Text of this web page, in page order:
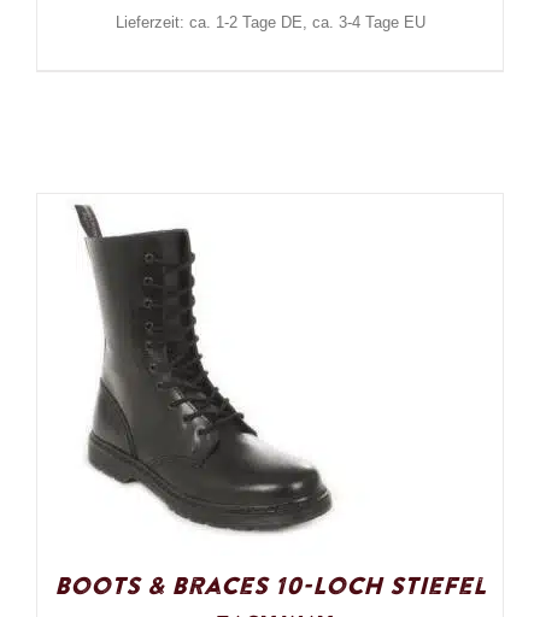
Lieferzeit: ca. 1-2 Tage DE, ca. 3-4 Tage EU
Boots & Braces 10-Loch Stiefel